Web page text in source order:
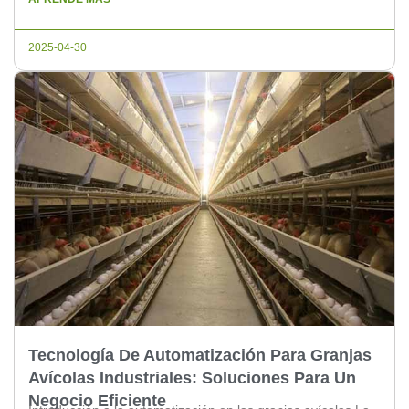
implementación de sistemas automatizados ha sido clave
2025-04-30
Tecnología De Automatización Para Granjas
Avícolas Industriales: Soluciones Para Un
Negocio Eficiente